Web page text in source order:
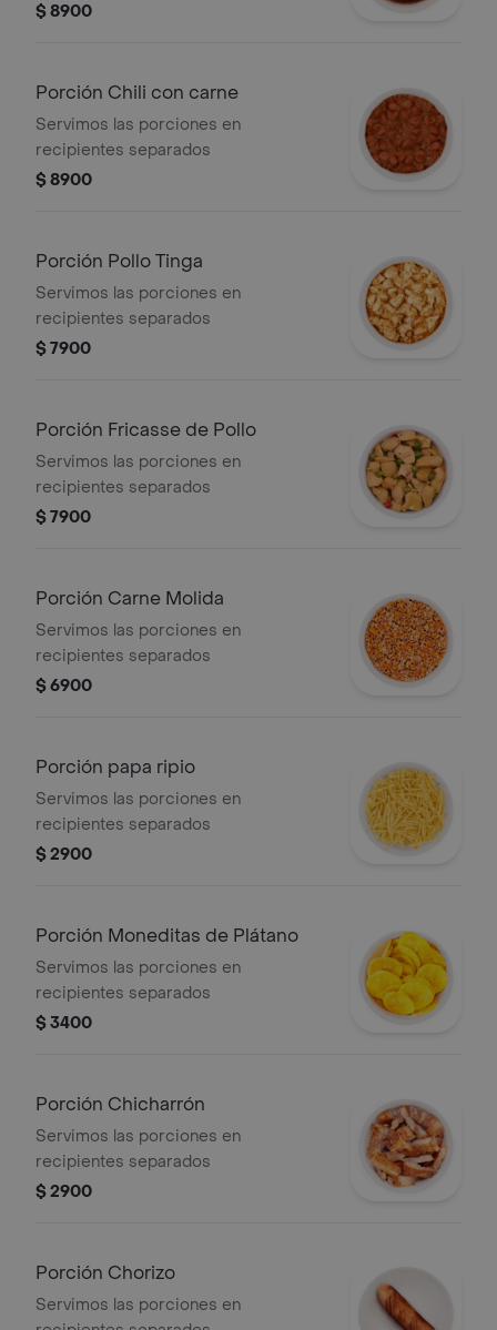
$ 8900
Porción Chili con carne
Servimos las porciones en
recipientes separados
$ 8900
Porción Pollo Tinga
Servimos las porciones en
recipientes separados
$ 7900
Porción Fricasse de Pollo
Servimos las porciones en
recipientes separados
$ 7900
Porción Carne Molida
Servimos las porciones en
recipientes separados
$ 6900
Porción papa ripio
Servimos las porciones en
recipientes separados
$ 2900
Porción Moneditas de Plátano
Servimos las porciones en
recipientes separados
$ 3400
Porción Chicharrón
Servimos las porciones en
recipientes separados
$ 2900
Porción Chorizo
Servimos las porciones en